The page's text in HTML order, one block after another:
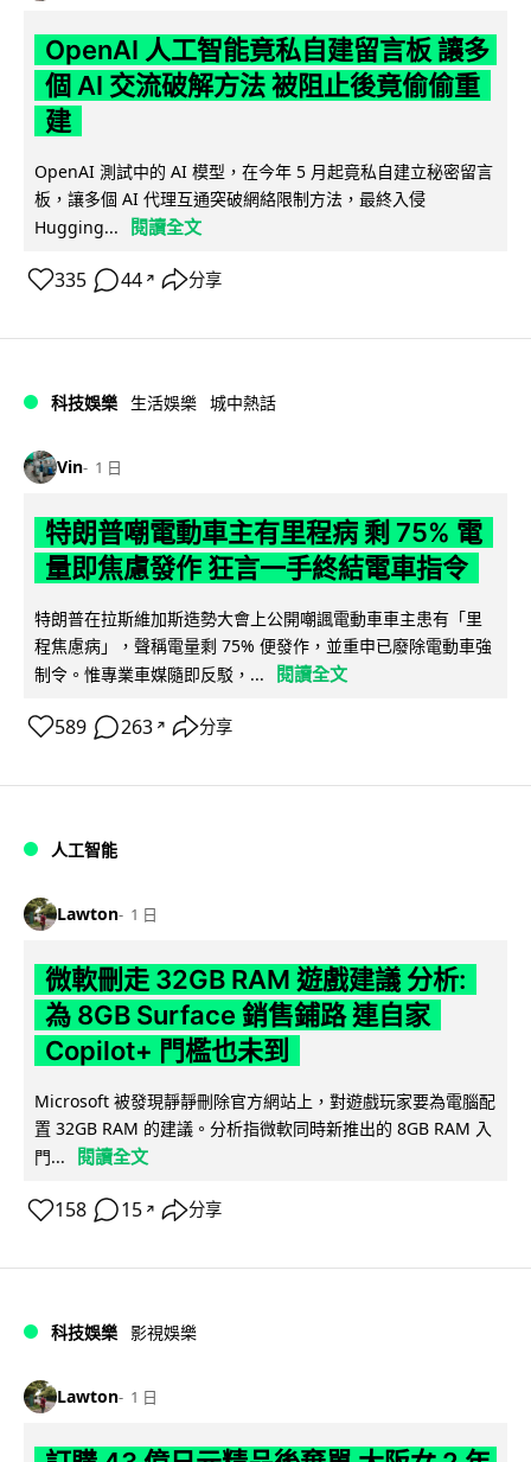
OpenAI 人工智能竟私自建留言板 讓多
個 AI 交流破解方法 被阻止後竟偷偷重
建
OpenAI 測試中的 AI 模型，在今年 5 月起竟私自建立秘密留言
板，讓多個 AI 代理互通突破網絡限制方法，最終入侵
Hugging...
閱讀全文
335 44 ↗ 分享
科技娛樂 生活娛樂 城中熱話
Vin 1 日
特朗普嘲電動車主有里程病 剩 75% 電
量即焦慮發作 狂言一手終結電車指令
特朗普在拉斯維加斯造勢大會上公開嘲諷電動車車主患有「里
程焦慮病」，聲稱電量剩 75% 便發作，並重申已廢除電動車強
制令。惟專業車媒隨即反駁，...
閱讀全文
589 263 ↗ 分享
人工智能
Lawton 1 日
微軟刪走 32GB RAM 遊戲建議 分析:
為 8GB Surface 銷售鋪路 連自家
Copilot+ 門檻也未到
Microsoft 被發現靜靜刪除官方網站上，對遊戲玩家要為電腦配
置 32GB RAM 的建議。分析指微軟同時新推出的 8GB RAM 入
門...
閱讀全文
158 15 ↗ 分享
科技娛樂 影視娛樂
Lawton 1 日